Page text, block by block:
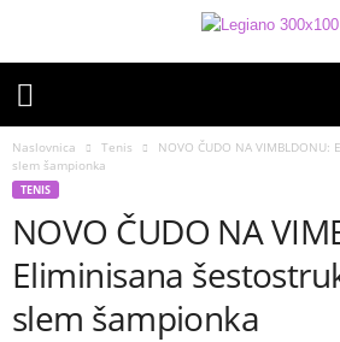
Naslovnica Tenis
NOVO ČUDO NA
slem šampionka
TENIS
NOVO ČUDO NA
Eliminisana
slem šampionka